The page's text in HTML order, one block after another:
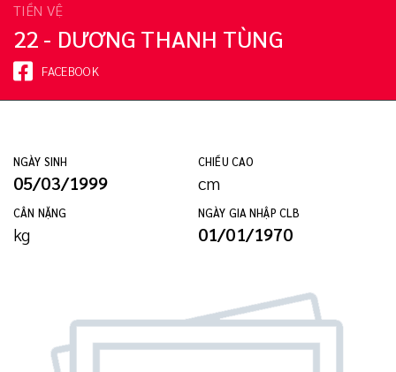
TIỀN VỆ
22 - DƯƠNG THANH TÙNG
FACEBOOK
NGÀY SINH
05/03/1999
CHIỀU CAO
cm
CÂN NẶNG
kg
NGÀY GIA NHẬP CLB
01/01/1970